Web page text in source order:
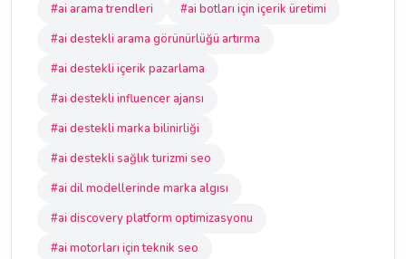
#ai arama trendleri
#ai botları için içerik üretimi
#ai destekli arama görünürlüğü artırma
#ai destekli içerik pazarlama
#ai destekli influencer ajansı
#ai destekli marka bilinirliği
#ai destekli sağlık turizmi seo
#ai dil modellerinde marka algısı
#ai discovery platform optimizasyonu
#ai motorları için teknik seo